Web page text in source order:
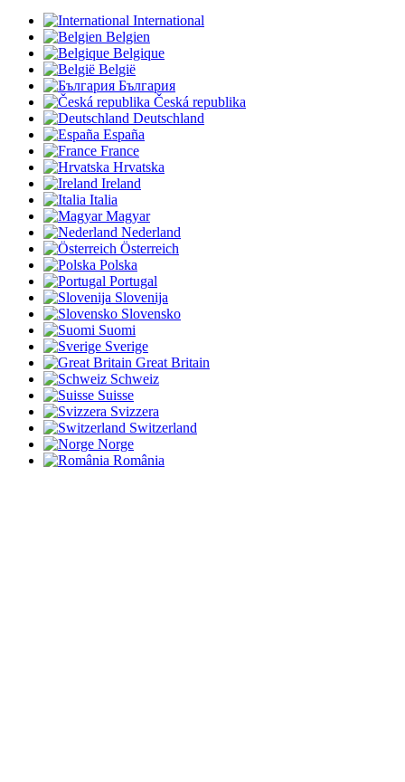
International
Belgien
Belgique
België
България
Česká republika
Deutschland
España
France
Hrvatska
Ireland
Italia
Magyar
Nederland
Österreich
Polska
Portugal
Slovenija
Slovensko
Suomi
Sverige
Great Britain
Schweiz
Suisse
Svizzera
Switzerland
Norge
România